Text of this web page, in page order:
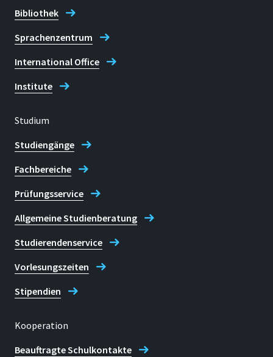
Bibliothek
Sprachenzentrum
International Office
Institute
Studium
Studiengänge
Fachbereiche
Prüfungsservice
Allgemeine Studienberatung
Studierendenservice
Vorlesungszeiten
Stipendien
Kooperation
Beauftragte Schulkontakte